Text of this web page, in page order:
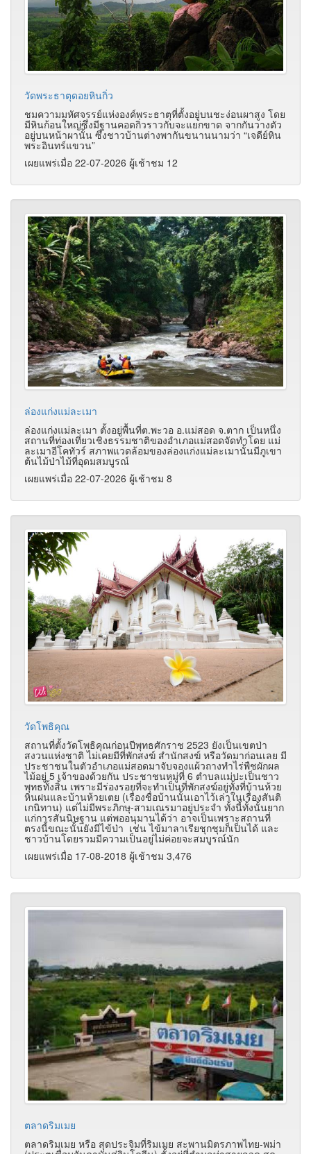
วัดพระธาตุดอยหินกิ่ว
ชมความมหัศจรรย์แห่งองค์พระธาตุที่ตั้งอยู่บนชะง่อนผาสูง โดย
มีหินก้อนใหญ่ซึ่งมีฐานคอดกิ่วราวกับจะแยกขาด จากกันวางตัว
อยู่บนหน้าผานั้น ซึ่งชาวบ้านต่างพากันขนานนามว่า “เจดีย์หิน
พระอินทร์แขวน”
เผยแพร่เมื่อ 22-07-2026 ผู้เช้าชม 12
ล่องแก่งแม่ละเมา
ล่องแก่งแม่ละเมา ตั้งอยู่พื้นที่ต.พะวอ อ.แม่สอด จ.ตาก เป็นหนึ่ง
สถานที่ท่องเที่ยวเชิงธรรมชาติของอำเภอแม่สอดจัดทำโดย แม่
ละเมาอีโคทัวร์ สภาพแวดล้อมของล่องแก่งแม่ละเมานั้นมีภูเขา
ต้นไม้ป่าไม้ที่อุดมสมบูรณ์
เผยแพร่เมื่อ 22-07-2026 ผู้เช้าชม 8
วัดโพธิคุณ
สถานที่ตั้งวัดโพธิคุณก่อนปีพุทธศักราช 2523 ยังเป็นเขตป่า
สงวนแห่งชาติ ไม่เคยมีที่พักสงฆ์ สำนักสงฆ์ หรือวัดมาก่อนเลย มี
ประชาชนในตัวอำเภอแม่สอดมาจับจองแผ้วถางทำไร่พืชผักผล
ไม้อยู่ 5 เจ้าของด้วยกัน ประชาชนหมู่ที่ 6 ตำบลแม่ปะเป็นชาว
พุทธทั้งสิ้น เพราะมีร่องรอยที่จะทำเป็นที่พักสงฆ์อยู่ทั้งที่บ้านห้วย
หินฝนและบ้านห้วยเตย (เรื่องชื่อบ้านนั้นเอาไว้เล่าในเรื่องสันติ
เกนิทาน) แต่ไม่มีพระภิกษุ-สามเณรมาอยู่ประจำ ทั้งนี้ทั้งนั้นยาก
แก่การสันนิษฐาน แต่พออนุมานได้ว่า อาจเป็นเพราะสถานที่
ตรงนี้ขณะนั้นยังมีไข้ป่า เช่น ไข้มาลาเรียชุกชุมก็เป็นได้ และ
ชาวบ้านโดยรวมมีความเป็นอยู่ไม่ค่อยจะสมบูรณ์นัก
เผยแพร่เมื่อ 17-08-2018 ผู้เช้าชม 3,476
ตลาดริมเมย
ตลาดริมเมย หรือ สุดประจิมที่ริมเมย สะพานมิตรภาพไทย-พม่า